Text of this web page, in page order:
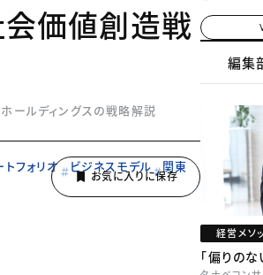
価値創造戦
ールディングスの戦略解説
フォリオ ビジネスモデル 関東
編集
経営メソ
「偏りの